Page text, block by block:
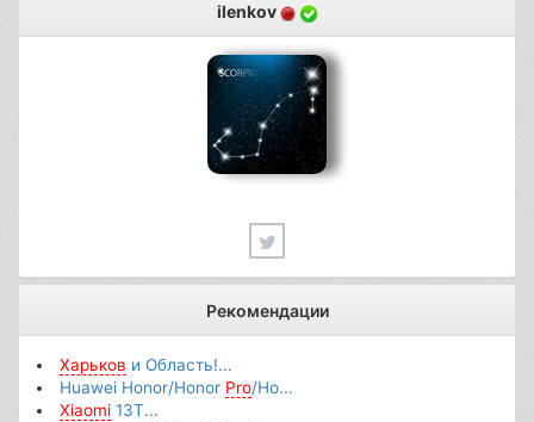
ilenkov
Рекомендации
Харьков и Область!...
Huawei Honor/Honor Pro/Ho...
Xiaomi 13T...